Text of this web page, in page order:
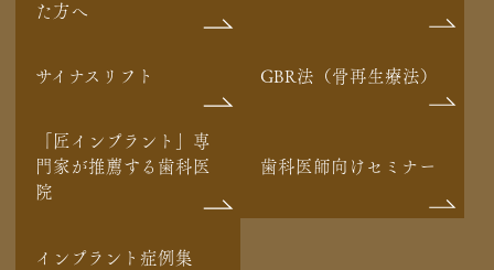
た方へ
サイナスリフト GBR法（骨再生療法）
「匠インプラント」専
門家が推薦する歯科医
院
歯科医師向けセミナー
インプラント症例集